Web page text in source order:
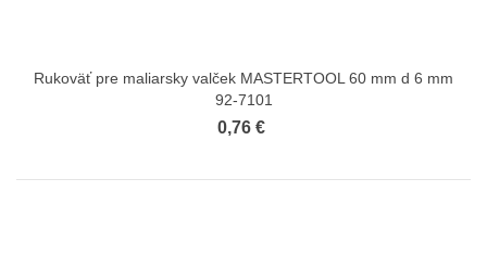
Rukoväť pre maliarsky valček MASTERTOOL 60 mm d 6 mm
92-7101
0,76 €